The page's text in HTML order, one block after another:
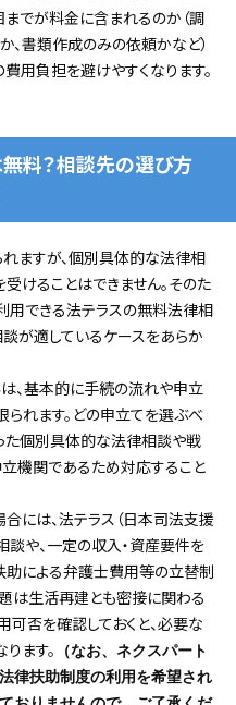
までが料金に含まれるのか（調
、書類作成のみの依頼かなど）
用負担を避けやすくなります。
料？相談先の選び方
ますが、個別具体的な法律相
けることはできません。そのた
用できる法テラスの無料法律相
が適しているケースをあらか
、基本的に手続の流れや申立
れます。どの申立てを選ぶべ
た個別具体的な法律相談や戦
機関であるため対応すること
には、法テラス（日本司法支援
談や、一定の収入・資産要件を
による弁護士費用等の立替制
は生活再建とも密接に関わる
否を確認しておくと、必要な
ます。
（なお、ネクスパート
律扶助制度の利用を希望され